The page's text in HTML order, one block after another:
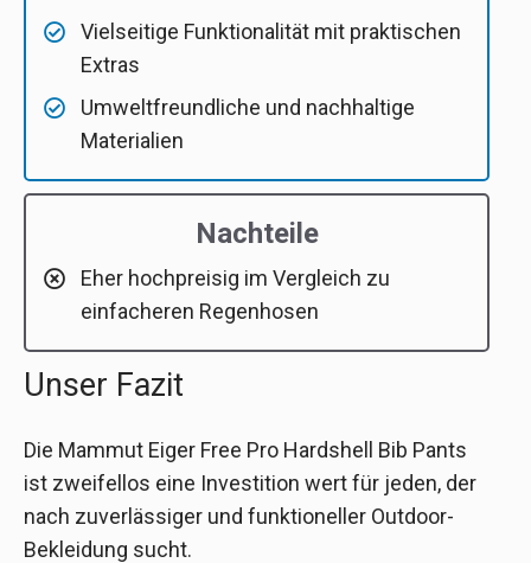
Vielseitige Funktionalität mit praktischen
Extras
Umweltfreundliche und nachhaltige
Materialien
Nachteile
Eher hochpreisig im Vergleich zu
einfacheren Regenhosen
Unser Fazit
Die Mammut Eiger Free Pro Hardshell Bib Pants
ist zweifellos eine Investition wert für jeden, der
nach zuverlässiger und funktioneller Outdoor-
Bekleidung sucht.